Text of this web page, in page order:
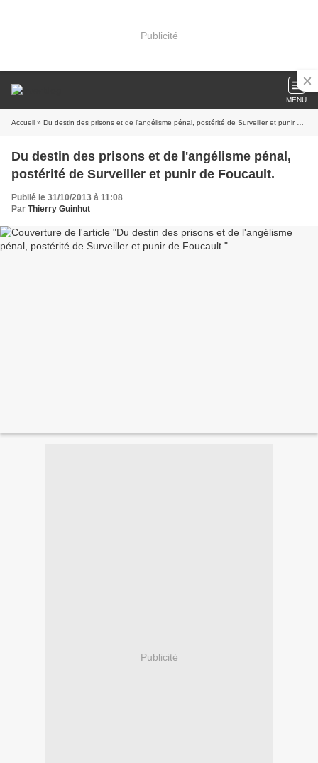
Publicité
MENU
Accueil » Du destin des prisons et de l'angélisme pénal, postérité de Surveiller et punir de Foucault.
Du destin des prisons et de l'angélisme pénal,
postérité de Surveiller et punir de Foucault.
Publié le 31/10/2013 à 11:08
Par Thierry Guinhut
Publicité